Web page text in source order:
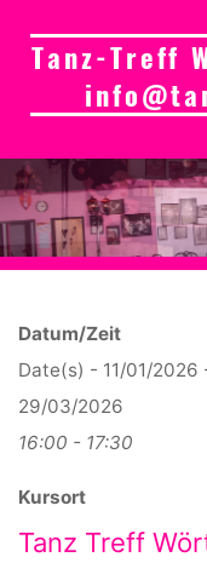
Tanz-Treff
Datum/Zeit
Date(s) - 11/01/2026
29/03/2026
16:00 - 17:30
Kursort
Tanz Treff